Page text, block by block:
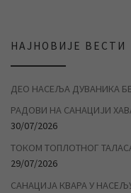
НАЈНОВИЈЕ ВЕСТИ
ДЕО НАСЕЉА ДУВАНИКА
РАДОВИ НА САНАЦИЈИ
30/07/2026
ТОКОМ ТОПЛОТНОГ
29/07/2026
САНАЦИЈА КВАРА У